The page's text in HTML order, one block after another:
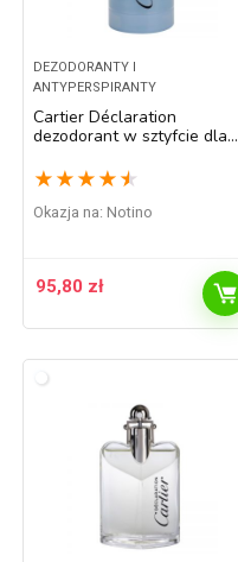
DEZODORANTY I
ANTYPERSPIRANTY
Cartier Déclaration
dezodorant w sztyfcie dla
★ ★ ★ ★ ★
Okazja na: Notino
95,80 zł